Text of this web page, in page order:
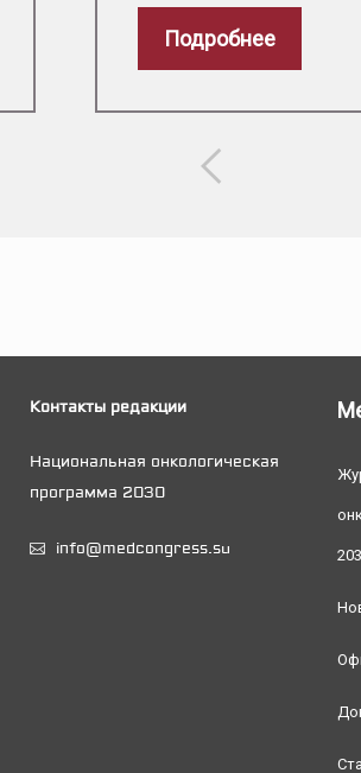
Подробнее
Контакты редакции
Национальная онкологическая
программа 2030
info@medcongress.su